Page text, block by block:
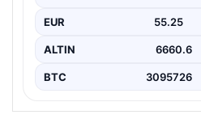
olarak…
EUR 55.25
ALTIN 6660.6
BTC 3095726